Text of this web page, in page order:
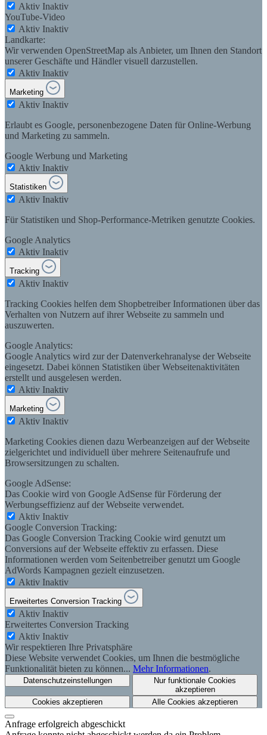
Aktiv Inaktiv
YouTube-Video
Aktiv Inaktiv
Landkarte:
Wir verwenden OpenStreetMap als Anbieter, um Ihnen den Standort
unserer Geschäfte und Händler visuell darzustellen.
Aktiv Inaktiv
Marketing
Aktiv Inaktiv
Erlaubt es Google, personenbezogene Daten für Online-Werbung
und Marketing zu sammeln.
Google Werbung und Marketing
Aktiv Inaktiv
Statistiken
Aktiv Inaktiv
Für Statistiken und Shop-Performance-Metriken genutzte Cookies.
Google Analytics
Aktiv Inaktiv
Tracking
Aktiv Inaktiv
Tracking Cookies helfen dem Shopbetreiber Informationen über das
Verhalten von Nutzern auf ihrer Webseite zu sammeln und
auszuwerten.
Google Analytics:
Google Analytics wird zur der Datenverkehranalyse der Webseite
eingesetzt. Dabei können Statistiken über Webseitenaktivitäten
erstellt und ausgelesen werden.
Aktiv Inaktiv
Marketing
Aktiv Inaktiv
Marketing Cookies dienen dazu Werbeanzeigen auf der Webseite
zielgerichtet und individuell über mehrere Seitenaufrufe und
Browsersitzungen zu schalten.
Google AdSense:
Das Cookie wird von Google AdSense für Förderung der
Werbungseffizienz auf der Webseite verwendet.
Aktiv Inaktiv
Google Conversion Tracking:
Das Google Conversion Tracking Cookie wird genutzt um
Conversions auf der Webseite effektiv zu erfassen. Diese
Informationen werden vom Seitenbetreiber genutzt um Google
AdWords Kampagnen gezielt einzusetzen.
Aktiv Inaktiv
Erweitertes Conversion Tracking
Aktiv Inaktiv
Erweitertes Conversion Tracking
Aktiv Inaktiv
Wir respektieren Ihre Privatsphäre
Diese Website verwendet Cookies, um Ihnen die bestmögliche
Funktionalität bieten zu können... Mehr Informationen.
Datenschutzeinstellungen
Nur funktionale Cookies
akzeptieren
Cookies akzeptieren
Alle Cookies akzeptieren
Anfrage erfolgreich abgeschickt